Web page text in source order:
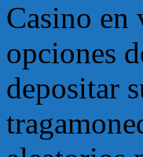
Casino en
opciones
depositar